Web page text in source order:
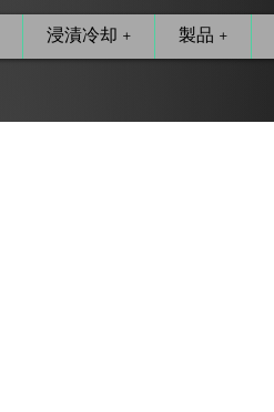
浸漬冷却 + 製品 +